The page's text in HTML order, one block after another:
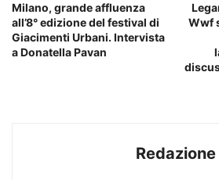
Milano, grande affluenza
all’8° edizione del festival di
Giacimenti Urbani. Intervista
a Donatella Pavan
Wwf
Redazione